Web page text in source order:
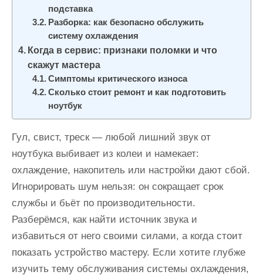
подставка
Разборка: как безопасно обслужить
систему охлаждения
Когда в сервис: признаки поломки и что
скажут мастера
Симптомы критического износа
Сколько стоит ремонт и как подготовить
ноутбук
Гул, свист, треск — любой лишний звук от
ноутбука выбивает из колеи и намекает:
охлаждение, накопитель или настройки дают сбой.
Игнорировать шум нельзя: он сокращает срок
службы и бьёт по производительности.
Разберёмся, как найти источник звука и
избавиться от него своими силами, а когда стоит
показать устройство мастеру. Если хотите глубже
изучить тему обслуживания системы охлаждения,